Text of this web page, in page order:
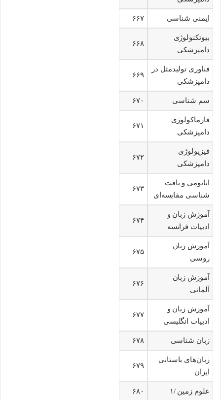
ایمنی شناسی ۶۶۷
بیوتکنولوژی
دامپزشکی
۶۶۸
فناوری تولیدمثل در
دامپزشکی
۶۶۹
سم شناسی ۶۷۰
فارماکولوژی
دامپزشکی
۶۷۱
فیزیولوژی
دامپزشکی
۶۷۲
اناتومی و بافت
شناسی مقایسه‌ای
۶۷۳
آموزش زبان و
ادبیات فرانسه
۶۷۴
آموزش زبان
روسی
۶۷۵
آموزش زبان
آلمانی
۶۷۶
آموزش زبان و
ادبیات انگلیسی
۶۷۷
زبان شناسی ۶۷۸
زبان‌های باستانی
ایران
۶۷۹
علوم زمین /۱ ۶۸۰